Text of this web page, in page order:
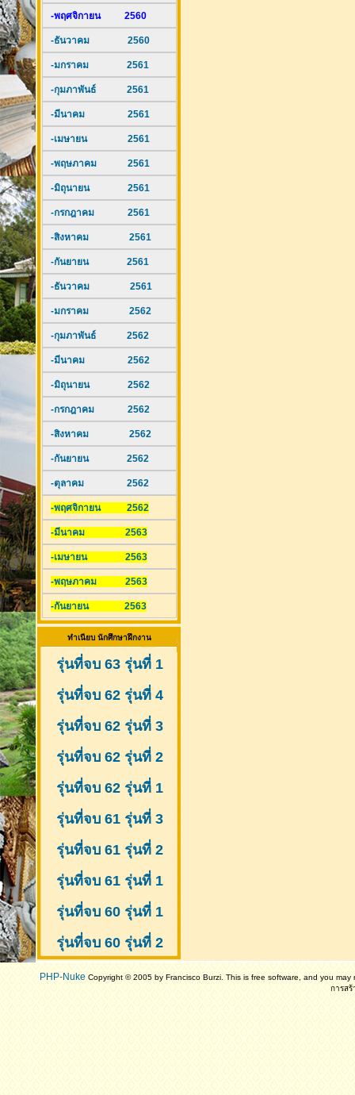
-พฤศจิกายน 2560
-ธันวาคม 2560
-มกราคม 2561
-กุมภาพันธ์ 2561
-มีนาคม 2561
-เมษายน 2561
-พฤษภาคม 2561
-มิถุนายน 2561
-กรกฎาคม 2561
-สิงหาคม 2561
-กันยายน 2561
-ธันวาคม 2561
-มกราคม 2562
-กุมภาพันธ์ 2562
-มีนาคม 2562
-มิถุนายน 2562
-กรกฎาคม 2562
-สิงหาคม 2562
-กันยายน 2562
-ตุลาคม 2562
-พฤศจิกายน 2562
-มีนาคม 2563
-เมษายน 2563
-พฤษภาคม 2563
-กันยายน 2563
ทำเนียบ นักศึกษาฝึกงาน
รุ่นที่จบ 63 รุ่นที่ 1
รุ่นที่จบ 62 รุ่นที่ 4
รุ่นที่จบ 62 รุ่นที่ 3
รุ่นที่จบ 62 รุ่นที่ 2
รุ่นที่จบ 62 รุ่นที่ 1
รุ่นที่จบ 61 รุ่นที่ 3
รุ่นที่จบ 61 รุ่นที่ 2
รุ่นที่จบ 61รุ่นที่ 1
รุ่นที่จบ 60 รุ่นที่ 1
รุ่นที่จบ 60 รุ่นที่ 2
PHP-NukeCopyright © 2005 by Francisco Burzi. This is free software, and you
การส